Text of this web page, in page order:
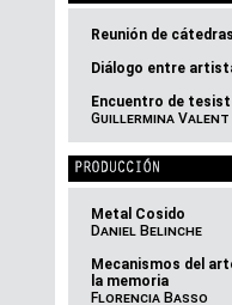
Reunión de cátedras
Diálogo entre
Encuentro de
Guillermina Valent
Metal Cosido
Daniel Belinche
Mecanismos del
la memoria
Florencia Basso